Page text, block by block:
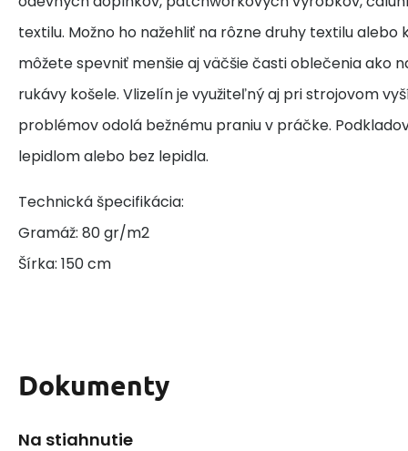
textilu. Možno ho nažehliť na rôzne druhy textilu alebo
môžete spevniť menšie aj väčšie časti oblečenia ako
rukávy košele. Vlizelín je využiteľný aj pri strojovom
problémov odolá bežnému praniu v práčke.
lepidlom alebo bez lepidla.
Technická špecifikácia:
Gramáž: 80 gr/m2
Šírka: 150 cm
Dokumenty
Na stiahnutie